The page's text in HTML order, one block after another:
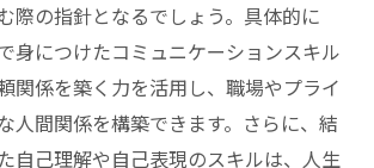
際の指針となるでしょう。具体的に
身につけたコミュニケーションスキル
関係を築く力を活用し、職場やプライ
人間関係を構築できます。さらに、結
自己理解や自己表現のスキルは、人生